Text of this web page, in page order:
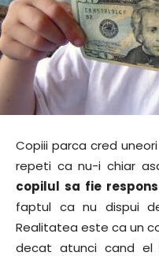
Copiii parca cred
repeti ca nu-i chiar
copilul sa fie
faptul ca nu dispui
Realitatea este ca un
decat atunci cand el